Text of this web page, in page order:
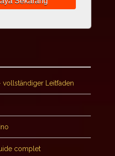
Leitfaden
complet